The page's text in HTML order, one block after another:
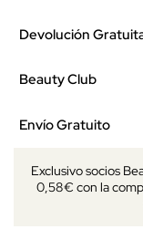
Devolución
Beauty Club
Envío Gratuito
Exclusivo socios
0,58€ con la